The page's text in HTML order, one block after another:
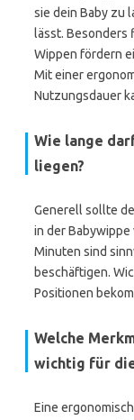
sie dein Baby zu
lässt.
Wippen fördern
Mit einer
Nutzungsdauer
Wie lange
liegen?
Generell sollte
in der Babywippe
Minuten sind
beschäftigen.
Positionen
Welche
wichtig für
Eine